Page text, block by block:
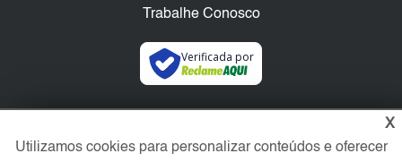
Trabalhe Conosco
Verificada por
X
Utilizamos cookies para personalizar conteúdos e oferecer